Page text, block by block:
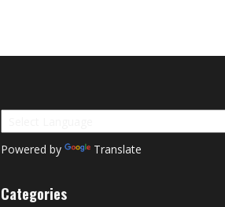
Powered by Translate
Categories